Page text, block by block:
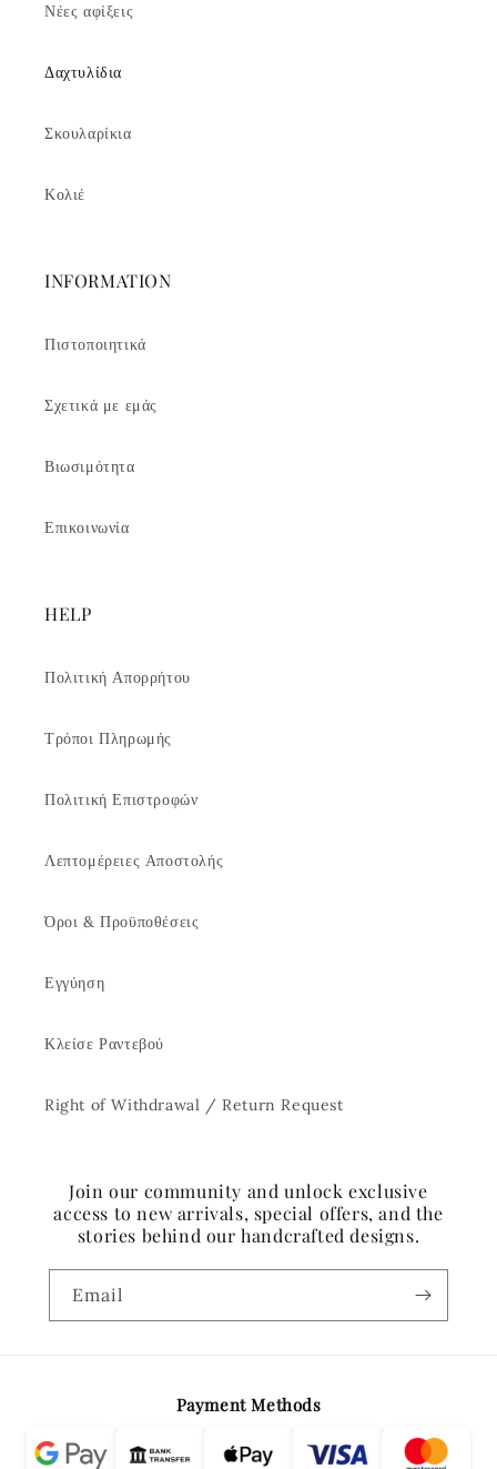
Νέες αφίξεις
Δαχτυλίδια
Σκουλαρίκια
Κολιέ
INFORMATION
Πιστοποιητικά
Σχετικά με εμάς
Βιωσιμότητα
Επικοινωνία
HELP
Πολιτική Απορρήτου
Τρόποι Πληρωμής
Πολιτική Επιστροφών
Λεπτομέρειες Αποστολής
Όροι & Προϋποθέσεις
Εγγύηση
Κλείσε Ραντεβού
Right of Withdrawal / Return Request
Join our community and unlock exclusive
access to new arrivals, special offers, and the
stories behind our handcrafted designs.
Email
Payment Methods